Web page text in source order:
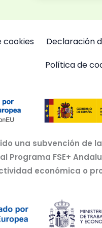
cookies Declaración
Política de
una subvención de
Programa FSE+
económica o